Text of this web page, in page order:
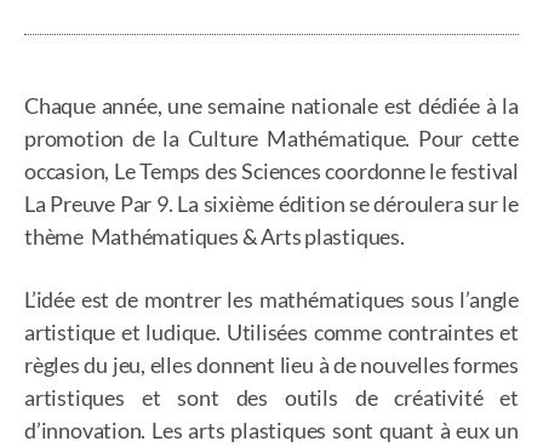
Chaque année, une semaine nationale est dédiée à la
promotion de la Culture Mathématique. Pour cette
occasion, Le Temps des Sciences coordonne le festival
La Preuve Par 9. La sixième édition se déroulera sur le
thème Mathématiques & Arts plastiques.
L’idée est de montrer les mathématiques sous l’angle
artistique et ludique. Utilisées comme contraintes et
règles du jeu, elles donnent lieu à de nouvelles formes
artistiques et sont des outils de créativité et
d’innovation. Les arts plastiques sont quant à eux un